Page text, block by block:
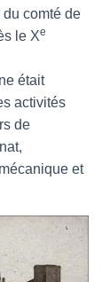
comté de
le Xe
était
activités
de
et